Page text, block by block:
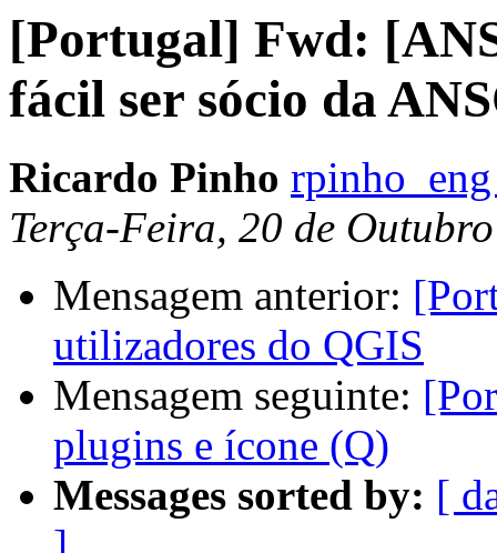
[Portugal] Fwd:
fácil ser sócio da
Ricardo Pinho
Terça-Feira, 20 de
Mensagem anterior:
utilizadores do QGIS
Mensagem seguinte:
plugins e ícone (Q)
Messages sorted by: [